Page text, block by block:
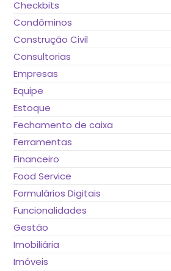
Checkbits
Condôminos
Construção Civil
Consultorias
Empresas
Equipe
Estoque
Fechamento de caixa
Ferramentas
Financeiro
Food Service
Formulários Digitais
Funcionalidades
Gestão
Imobiliária
Imóveis